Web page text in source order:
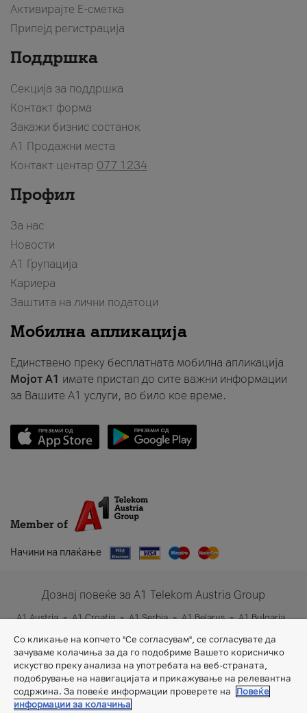
Активирајте Е-сметка
Припејд регистрација
Поддршка
Секција за поддршка
Контакт форма
Закажи бизнис состанок
A1 Продажни места
Контакт центар 077 1234
Профил
За нас
Новости
А1 Групација
Кариера
Заштита на лични податоци
Мобилна апликација
Единствено преку бесплатната мобилна апликација
Мојот A1 имате пристап до сите важни информации
за Вашите A1 услуги, во било кое време.
Member of
Начини на плаќање
Дознај повеќе за A1 Telekom Austria Group
A1 Austria A1 Croatia A1 Serbia A1 Belarus
A1 Bulgaria
A1 Slovenia
A1 Digital
Со кликање на копчето "Се согласувам", се согласувате да
зачуваме колачиња за да го подобриме Вашето корисничко
искуство преку анализа на употребата на веб-страната,
подобрување на навигацијата и прикажување на релевантна
содржина. За повеќе информации проверете на
Повеќе
информации за колачиња